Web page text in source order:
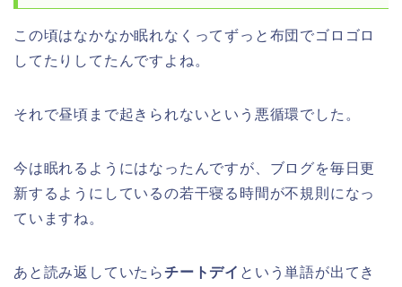
この頃はなかなか眠れなくってずっと布団でゴロゴロ
してたりしてたんですよね。
それで昼頃まで起きられないという悪循環でした。
今は眠れるようにはなったんですが、ブログを毎日更
新するようにしているの若干寝る時間が不規則になっ
ていますね。
あと読み返していたらチートデイ という単語が出てき